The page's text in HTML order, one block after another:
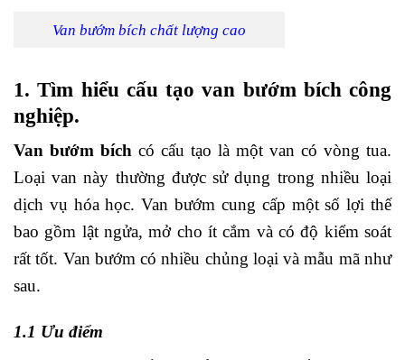
Van bướm bích chất lượng cao
1. Tìm hiểu cấu tạo van bướm bích công
nghiệp.
Van bướm bích có cấu tạo là một van có vòng tua.
Loại van này thường được sử dụng trong nhiều loại
dịch vụ hóa học. Van bướm cung cấp một số lợi thế
bao gồm lật ngửa, mở cho ít cắm và có độ kiểm soát
rất tốt. Van bướm có nhiều chủng loại và mẫu mã như
sau.
1.1 Ưu điểm